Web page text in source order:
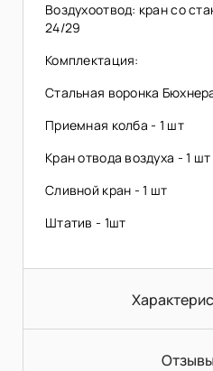
Воздухоотвод: кран со
24/29
Комплектация:
Стальная воронка
Приемная колба - 1 шт
Кран отвода воздуха - 1 шт
Сливной кран - 1 шт
Штатив - 1шт
Отзывы